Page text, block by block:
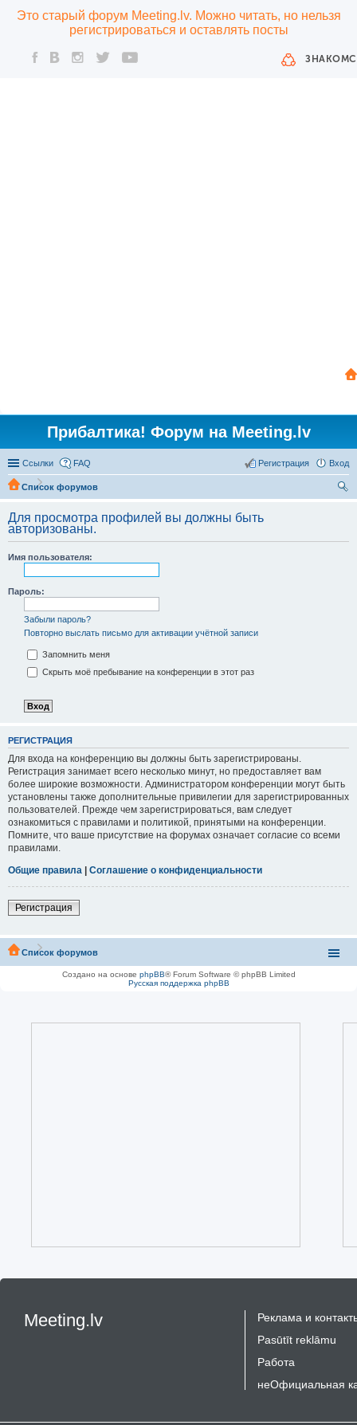
Это старый форум Meeting.lv. Можно читать, но нельзя
регистрироваться и оставлять посты
Прибалтика! Форум на Meeting.lv
Ссылки FAQ Вход
Регистрация
Список форумов
Для просмотра профилей вы должны быть
авторизованы.
Имя пользователя:
Пароль:
Забыли пароль?
Повторно выслать письмо для активации учётной записи
Запомнить меня
Скрыть моё пребывание на конференции в этот раз
РЕГИСТРАЦИЯ
Для входа на конференцию вы должны быть зарегистрированы.
Регистрация занимает всего несколько минут, но предоставляет вам
более широкие возможности. Администратором конференции могут быть
установлены также дополнительные привилегии для зарегистрированных
пользователей. Прежде чем зарегистрироваться, вам следует
ознакомиться с правилами и политикой, принятыми на конференции.
Помните, что ваше присутствие на форумах означает согласие со всеми
правилами.
Общие правила
Соглашение о конфиденциальности
Регистрация
Список форумов
Создано на основе phpBB® Forum Software © phpBB Limited
Русская поддержка phpBB
Meeting.lv
Реклама и
Pasūtīt reklāmu
Работа
неОфициальная